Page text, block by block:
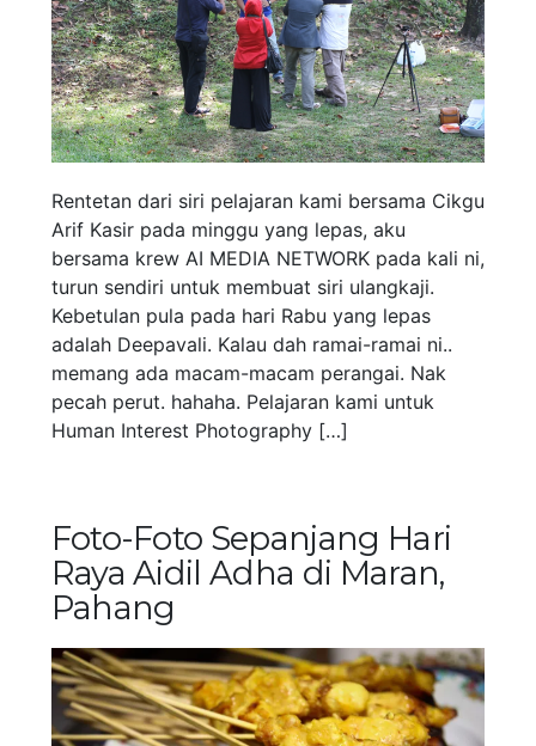
Rentetan dari siri pelajaran kami bersama Cikgu
Arif Kasir pada minggu yang lepas, aku
bersama krew AI MEDIA NETWORK pada kali ni,
turun sendiri untuk membuat siri ulangkaji.
Kebetulan pula pada hari Rabu yang lepas
adalah Deepavali. Kalau dah ramai-ramai ni..
memang ada macam-macam perangai. Nak
pecah perut. hahaha. Pelajaran kami untuk
Human Interest Photography […]
Foto-Foto Sepanjang Hari
Raya Aidil Adha di Maran,
Pahang